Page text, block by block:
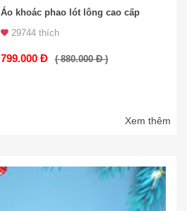
Áo khoác phao lót lông cao cấp
29744 thích
799.000 Đ ( 880.000 Đ )
Xem thêm